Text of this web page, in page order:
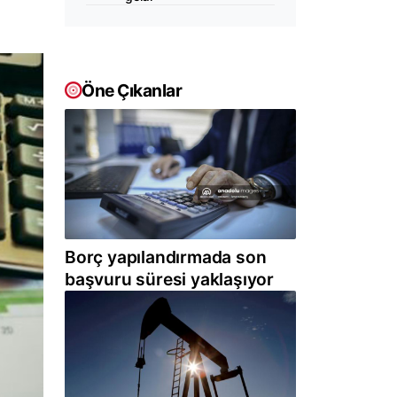
Öne Çıkanlar
Borç yapılandırmada son
başvuru süresi yaklaşıyor